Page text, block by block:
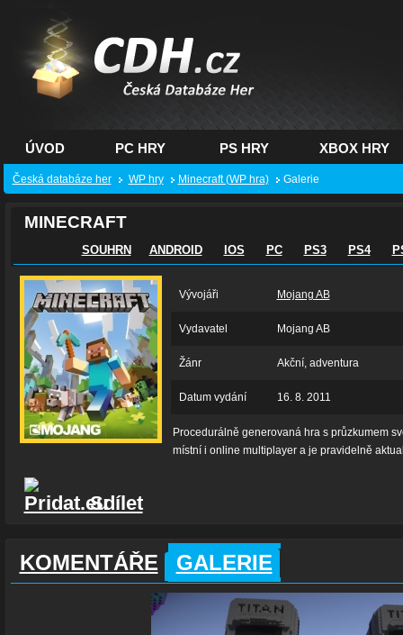
CDH.cz - hry na PC,
PS, XBOX - Česká
databáze her
ÚVOD PC HRY PS HRY XBOX HRY
Česká databáze her WP hry Minecraft (WP hra) Galerie
MINECRAFT
SOUHRN ANDROID IOS PC PS3 PS4
Vývojáři Mojang AB
Vydavatel Mojang AB
Žánr Akční, adventura
Datum vydání 16. 8. 2011
Procedurálně generovaná hra s průzkumem
místní i online multiplayer a je pravidelně
Sdílet
KOMENTÁŘE GALERIE